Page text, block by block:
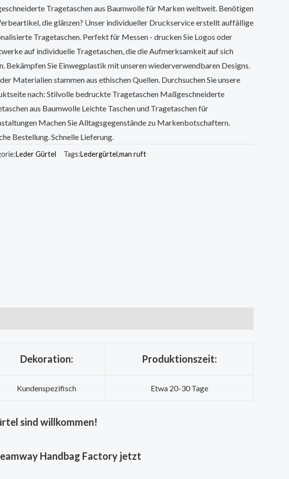
Tragetaschen aus Baumwolle für Marken weltweit. Benötigen
die glänzen? Unser individueller Druckservice erstellt auffällige
Tragetaschen. Perfekt für Messen - drucken Sie Logos oder
auf individuelle Tragetaschen, die die Aufmerksamkeit auf sich
Bekämpfen Sie Einwegplastik mit unseren wiederverwendbaren Designs.
Materialien stammen aus ethischen Quellen. Durchsuchen Sie unsere
nach: Stilvolle bedruckte Tragetaschen Maßgeschneiderte
aus Baumwolle Leichte Taschen und Tragetaschen für
Machen Sie Alltagsgegenstände zu Markenbotschaftern.
Bestellung. Schnelle Lieferung.
Leder Gürtel Tags:Ledergürtel,man ruft
Dekoration: Produktionszeit:
Kundenspezifisch Etwa 20-30 Tage
sind willkommen!
Handbag Factory jetzt